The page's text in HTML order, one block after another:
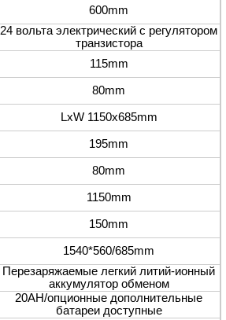
600mm
24 вольта электрический с регулятором
транзистора
115mm
80mm
LxW 1150x685mm
195mm
80mm
1150mm
150mm
1540*560/685mm
Перезаряжаемые легкий литий-ионный
аккумулятор обменом
20AH/опционные дополнительные
батареи доступные